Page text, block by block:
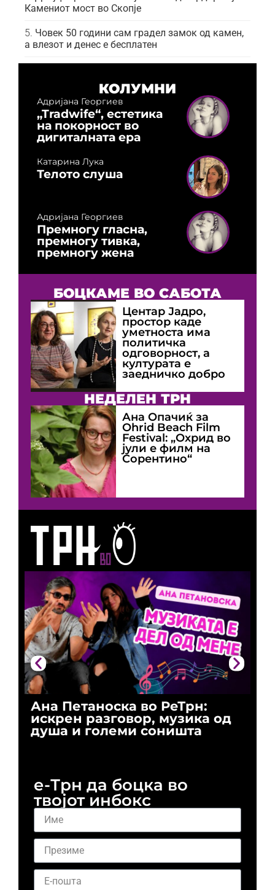
Камениот мост во Скопје
Човек 50 години сам градел замок од камен,
а влезот и денес е бесплатен
Ана Петаноска во РеТрн:
искрен разговор, музика од
душа и големи соништа
КОЛУМНИ
Адријана Георгиев
„Tradwife“, естетика
на покорност во
дигиталната ера
Катарина Лука
Телото слуша
Адријана Георгиев
Премногу гласна,
премногу тивка,
премногу жена
БОЦКАМЕ ВО САБОТА
Центар Јадро,
простор каде
уметноста има
политичка
одговорност, а
културата е
заедничко добро
НЕДЕЛЕН ТРН
Ана Опачиќ за
Оhrid Beach Film
Festival: „Охрид во
јули е филм на
Сорентино“
е-Трн да боцка во
твојот инбокс